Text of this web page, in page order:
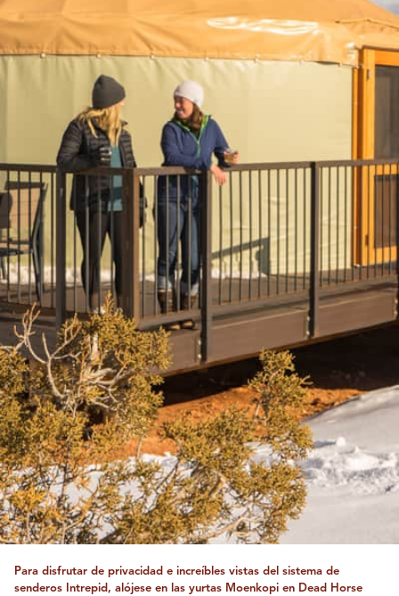
Para disfrutar de privacidad e increíbles vistas del sistema de
senderos Intrepid, alójese en las yurtas Moenkopi en Dead Horse